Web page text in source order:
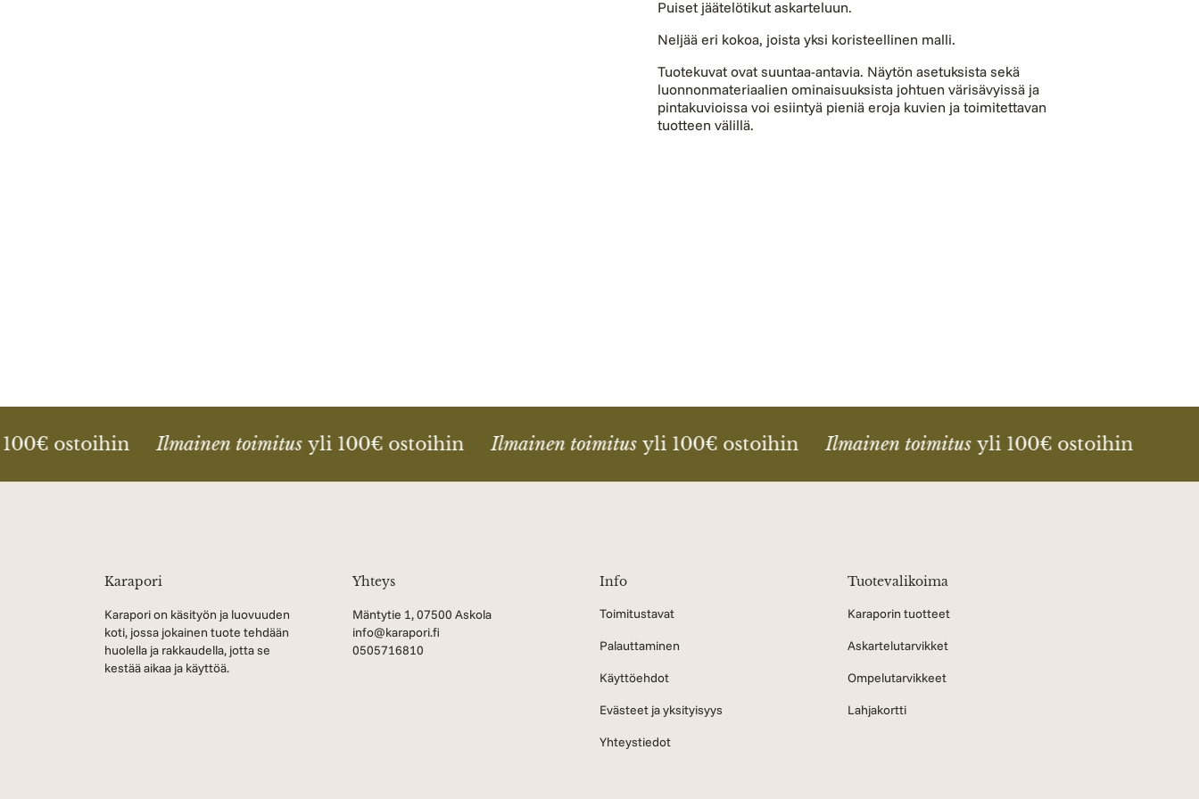
Puiset jäätelötikut askarteluun.
Neljää eri kokoa, joista yksi koristeellinen malli.
Tuotekuvat ovat suuntaa-antavia. Näytön asetuksista sekä
luonnonmateriaalien ominaisuuksista johtuen värisävyissä ja
pintakuvioissa voi esiintyä pieniä eroja kuvien ja toimitettavan
tuotteen välillä.
ostoihin Ilmainen toimitusyli 100€ ostoihin Ilmainen toimitusyli 100€ ostoihin Ilmainen toimitusyli 100€ ostoihin
Karapori
Karapori on käsityön ja luovuuden
koti, jossa jokainen tuote tehdään
huolella ja rakkaudella, jotta se
kestää aikaa ja käyttöä.
Yhteys
Mäntytie 1, 07500 Askola
info@karapori.fi
0505716810
Info
Toimitustavat
Palauttaminen
Käyttöehdot
Evästeet ja yksityisyys
Yhteystiedot
Tuotevalikoima
Karaporin tuotteet
Askartelutarvikket
Ompelutarvikkeet
Lahjakortti